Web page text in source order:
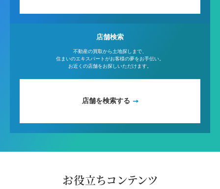
店舗検索
不動産の買取から土地探しまで、
住まいのエキスパートがお客様の夢をお手伝い。
お近くの店舗をお探しいただけます。
店舗を検索する
お役立ちコンテンツ